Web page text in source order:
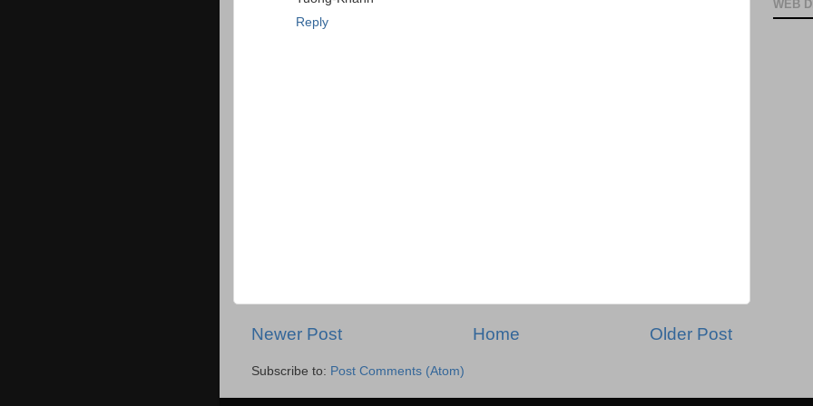
Reply
Newer Post Older Post
Home
Subscribe to: Post Comments (Atom)
WEB